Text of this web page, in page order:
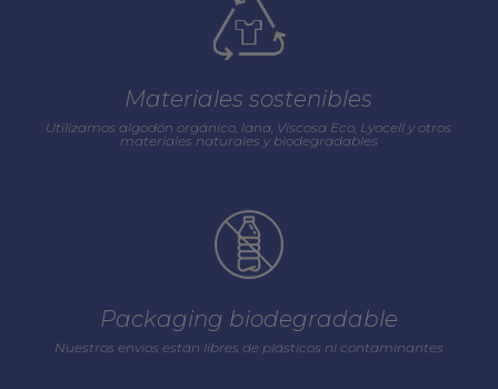
Materiales sostenibles
Utilizamos algodón orgánico, lana, Viscosa Eco, Lyocell y otros
materiales naturales y biodegradables
Packaging biodegradable
Nuestros envios están libres de plásticos ni contaminantes